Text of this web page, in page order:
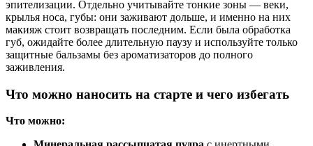
эпителизации. Отдельно учитывайте тонкие зоны — веки,
крылья носа, губы: они заживают дольше, и именно на них
макияж стоит возвращать последним. Если была обработка
губ, ожидайте более длительную паузу и используйте только
защитные бальзамы без ароматизаторов до полного
заживления.
Что можно наносить на старте и чего избегать
Что можно: